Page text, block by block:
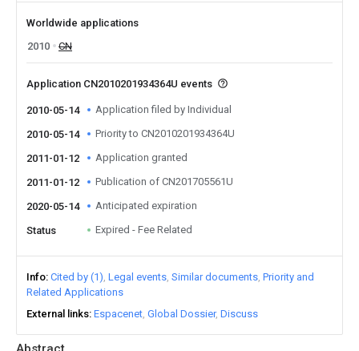
Worldwide applications
2010
CN
Application CN2010201934364U events
2010-05-14 Application filed by Individual
2010-05-14 Priority to CN2010201934364U
2011-01-12 Application granted
2011-01-12 Publication of CN201705561U
2020-05-14 Anticipated expiration
Status Expired - Fee Related
Info Cited by (1) Legal events Similar documents Priority and
Related Applications
External links Espacenet Global Dossier Discuss